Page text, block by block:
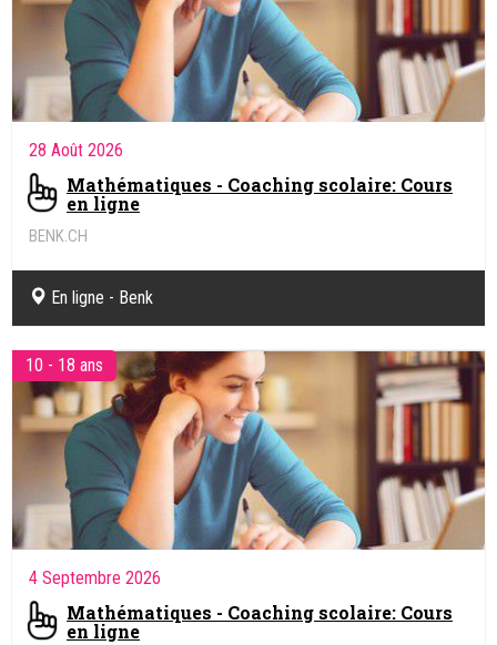
28 Août 2026
Mathématiques - Coaching scolaire: Cours
en ligne
BENK.CH
En ligne - Benk
10 - 18 ans
4 Septembre 2026
Mathématiques - Coaching scolaire: Cours
en ligne